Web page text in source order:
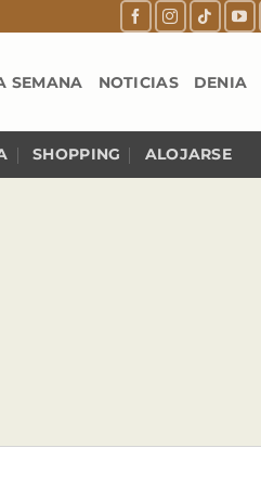
SEMANA NOTICIAS DENIA
SHOPPING ALOJARSE